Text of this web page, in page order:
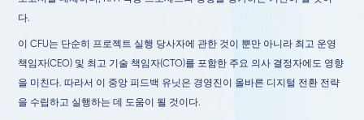
다.
이 CFU는 단순히 프로젝트 실행 당사자에 관한 것이 뿐만 아니라 최고 운영
책임자(CEO) 및 최고 기술 책임자(CTO)를 포함한 주요 의사 결정자에도 영향
을 미친다. 따라서 이 중앙 피드백 유닛은 경영진이 올바른 디지털 전환 전략
을 수립하고 실행하는 데 도움이 될 것이다.